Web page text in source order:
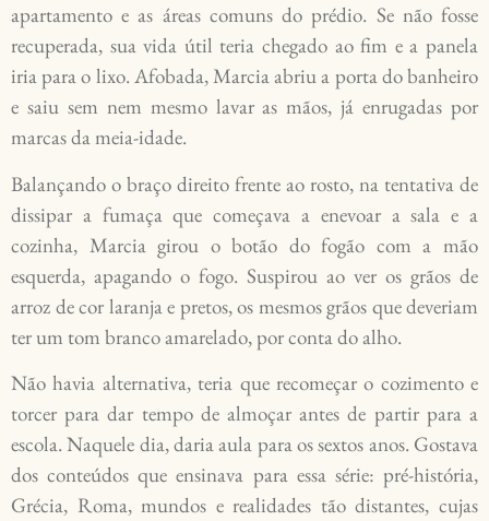
apartamento e as áreas comuns do prédio. Se não fosse
recuperada, sua vida útil teria chegado ao fim e a panela
iria para o lixo. Afobada, Marcia abriu a porta do banheiro
e saiu sem nem mesmo lavar as mãos, já enrugadas por
marcas da meia-idade.
Balançando o braço direito frente ao rosto, na tentativa de
dissipar a fumaça que começava a enevoar a sala e a
cozinha, Marcia girou o botão do fogão com a mão
esquerda, apagando o fogo. Suspirou ao ver os grãos de
arroz de cor laranja e pretos, os mesmos grãos que deveriam
ter um tom branco amarelado, por conta do alho.
Não havia alternativa, teria que recomeçar o cozimento e
torcer para dar tempo de almoçar antes de partir para a
escola. Naquele dia, daria aula para os sextos anos. Gostava
dos conteúdos que ensinava para essa série: pré-história,
Grécia, Roma, mundos e realidades tão distantes, cujas